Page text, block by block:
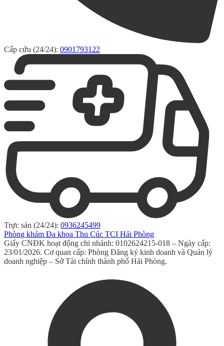
Cấp cứu (24/24): 0901793122
Trực sản (24/24): 0936245499
Phòng khám Đa khoa Thu Cúc TCI Hải Phòng
Giấy CNĐK hoạt động chi nhánh: 0102624215-018 – Ngày cấp:
23/01/2026. Cơ quan cấp: Phòng Đăng ký kinh doanh và Quản lý
doanh nghiệp – Sở Tài chính thành phố Hải Phòng.